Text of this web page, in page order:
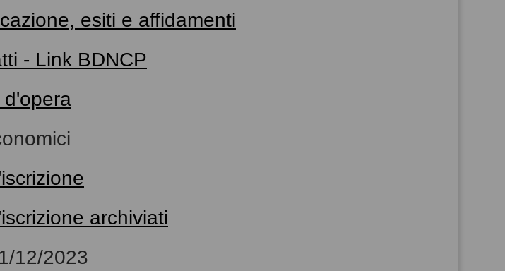
esiti e affidamenti
- Link BDNCP
d'opera
archiviati
12/2023